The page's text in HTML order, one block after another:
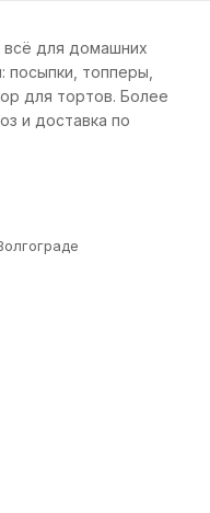
всё для домашних
посыпки, топперы,
для тортов. Более
и доставка по